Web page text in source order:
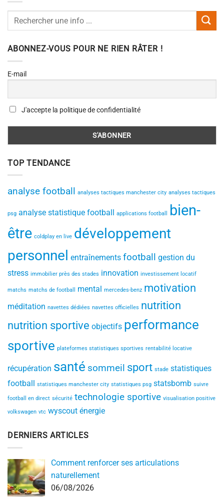
ABONNEZ-VOUS POUR NE RIEN RÂTER !
E-mail
J'accepte la politique de confidentialité
TOP TENDANCE
analyse football analyses tactiques manchester city analyses tactiques
psg analyse statistique football applications football
bien-
être coldplay en live développement
personnel
entraînements football gestion du
stress immobilier près des stades innovation investissement locatif
matchs matchs de football mental mercedes-benz motivation
méditation navettes dédiées navettes officielles nutrition
nutrition sportive objectifs performance
sportive plateformes statistiques sportives rentabilité locative
récupération santé sommeil sport stade statistiques
football
statistiques manchester city statistiques psg statsbomb suivre
football en direct sécurité technologie sportive visualisation positive
volkswagen vtc wyscout énergie
DERNIERS ARTICLES
Comment renforcer ses articulations
naturellement
06/08/2026